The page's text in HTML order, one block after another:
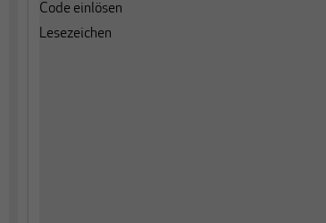
Code einlösen
Lesezeichen